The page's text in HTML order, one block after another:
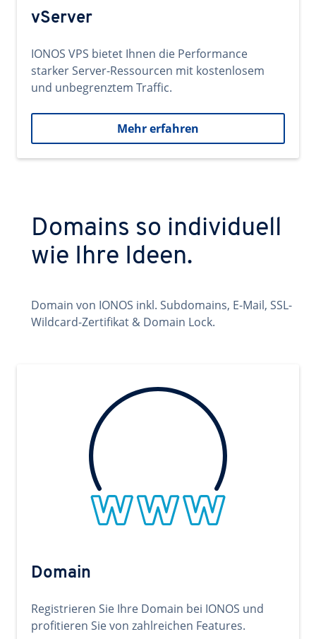
vServer
IONOS VPS bietet Ihnen die Performance
starker Server-Ressourcen mit kostenlosem
und unbegrenztem Traffic.
Mehr erfahren
Domains so individuell
wie Ihre Ideen.
Domain von IONOS inkl. Subdomains, E-Mail, SSL-
Wildcard-Zertifikat & Domain Lock.
Domain
Registrieren Sie Ihre Domain bei IONOS und
profitieren Sie von zahlreichen Features.